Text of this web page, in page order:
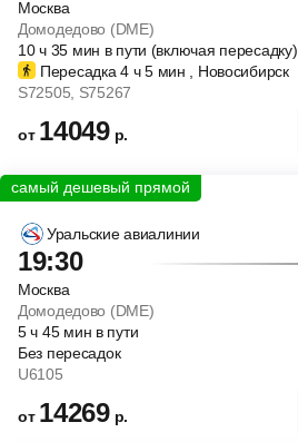
Москва
Домодедово (DME)
10ч35 мин в пути (включая пересадку)
Пересадка 4 ч5 мин , Новосибирск
S72505 , S75267
от 14049 р.
Уральские авиалинии
19:30
Москва
Домодедово (DME)
5ч 45 мин в пути
Без пересадок
U6105
от 14269 р.